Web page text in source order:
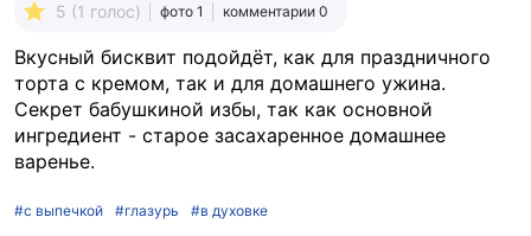
5 (1 голос) фото 1 комментарии 0
Вкусный бисквит подойдёт, как для праздничного
торта с кремом, так и для домашнего ужина.
Секрет бабушкиной избы, так как основной
ингредиент - старое засахаренное домашнее
варенье.
#с выпечкой #глазурь #в духовке